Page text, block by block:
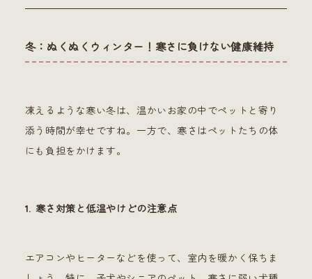
冬：ぬくぬくウィンター！寒さに負けない健康維持
凍えるような寒い冬は、温かいお家の中でペットと寄り
添う時間が幸せですね。一方で、寒さはペットたちの体
にも負担をかけます。
1. 寒さ対策と低温やけどの注意点
エアコンやヒーターなどを使って、室内を暖かく保ちま